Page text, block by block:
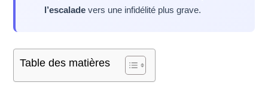
l’escalade vers une infidélité plus grave.
Table des matières